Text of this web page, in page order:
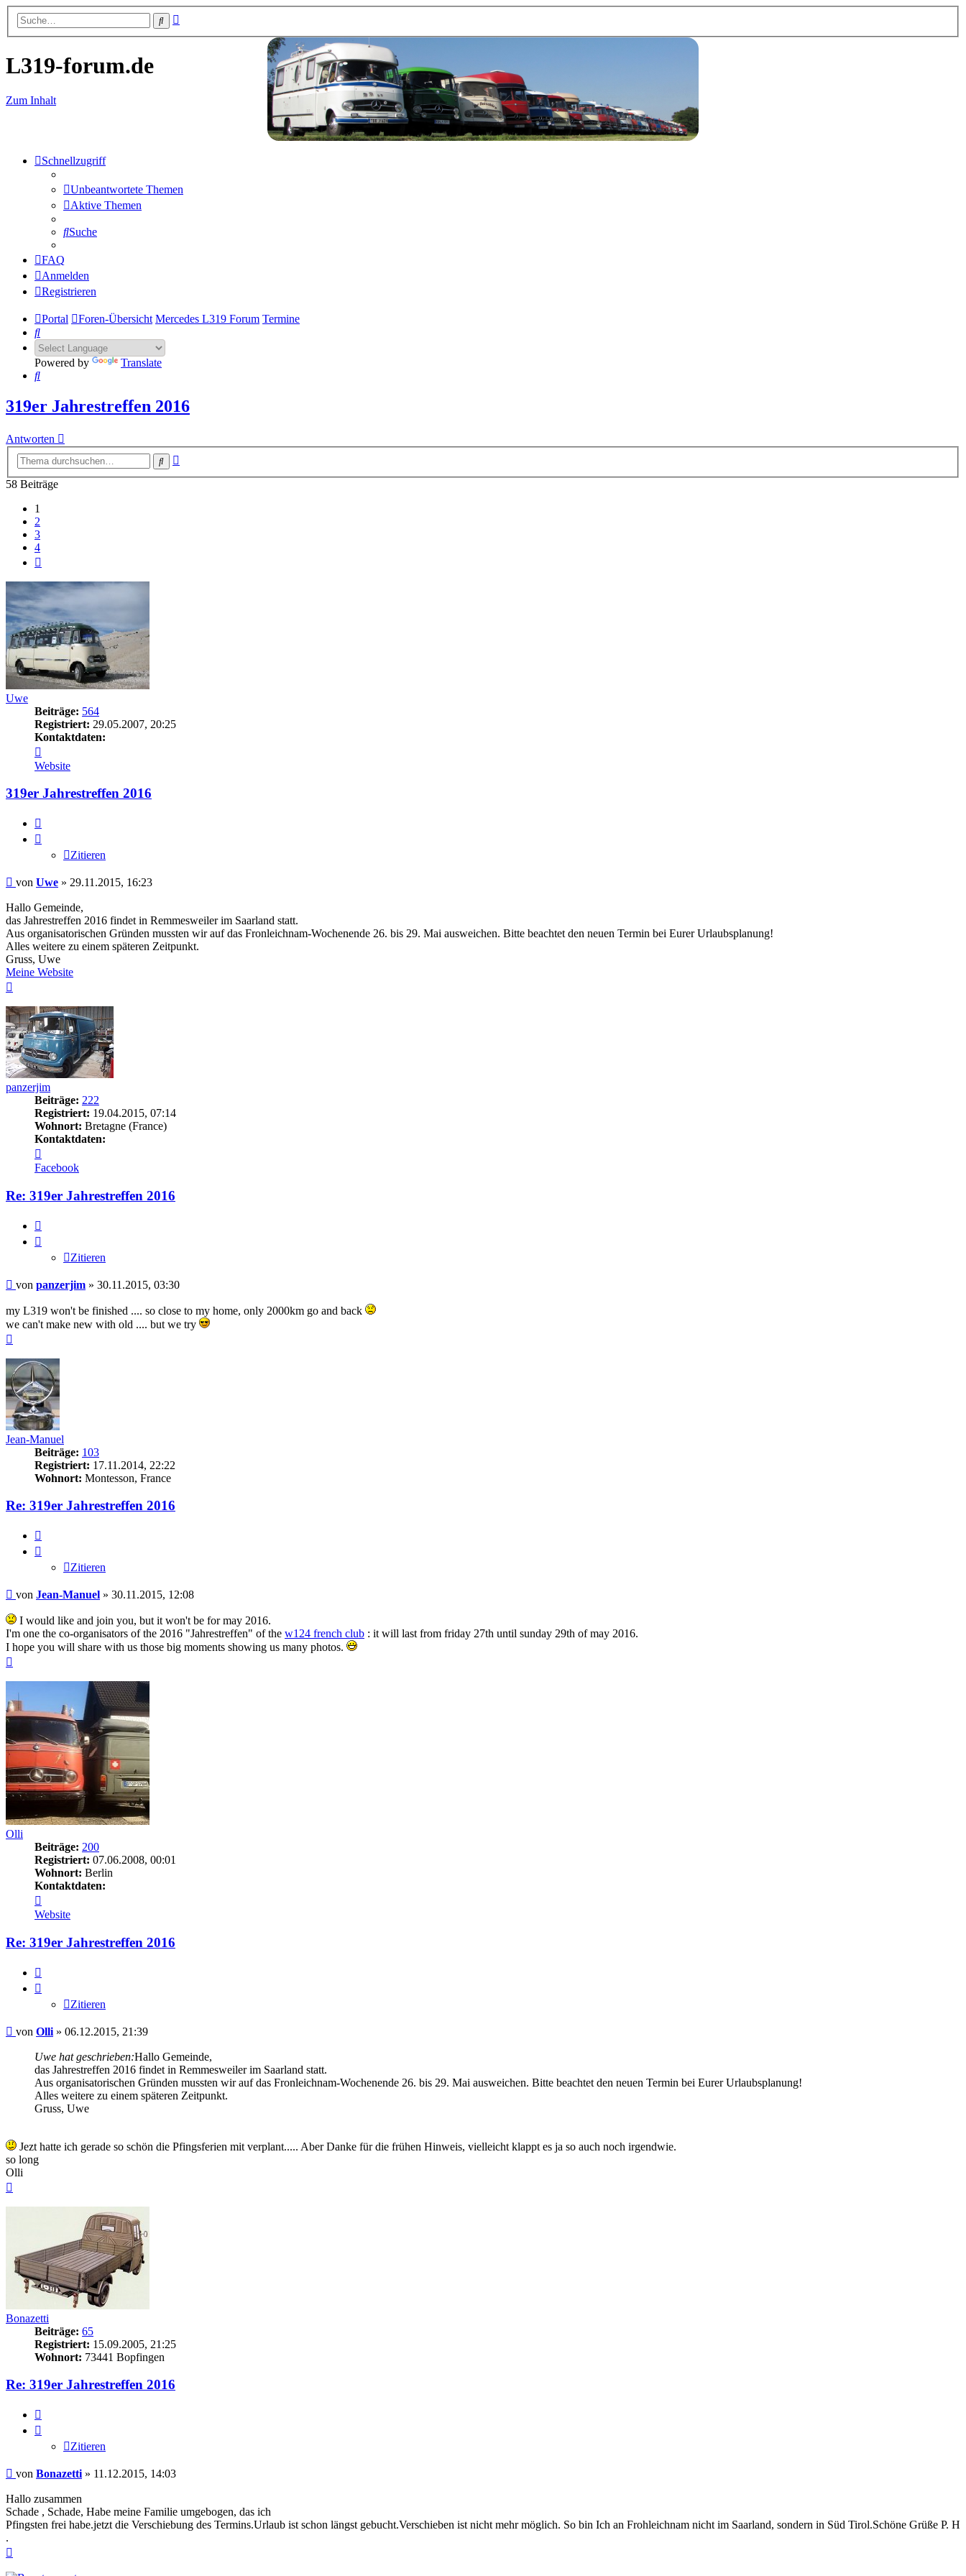
Suche
L319-forum.de
Zum Inhalt
Schnellzugriff
Unbeantwortete Themen
Aktive Themen
Suche
FAQ
Anmelden
Registrieren
Portal Foren-Übersicht Mercedes L319 Forum Termine
Suche
Powered by
Translate
Suche
319er Jahrestreffen 2016
Antworten
Suche
58 Beiträge
1
2
3
4
Uwe
Beiträge: 564
Registriert: 29.05.2007, 20:25
Kontaktdaten:
von
Uwe
Website
319er Jahrestreffen 2016
Zitieren
Beitrag
von Uwe » 29.11.2015, 16:23
Hallo Gemeinde,
das Jahrestreffen 2016 findet in Remmesweiler im Saarland statt.
Aus organisatorischen Gründen mussten wir auf das Fronleichnam-Wochenende 26. bis 29. Mai ausweichen. Bitte beachtet den neuen Termin bei Eurer Urlaubsplanung!
Alles weitere zu einem späteren Zeitpunkt.
Gruss, Uwe
Meine Website
panzerjim
Beiträge: 222
Registriert: 19.04.2015, 07:14
Wohnort: Bretagne (France)
Kontaktdaten:
von
panzerjim
Facebook
Re: 319er Jahrestreffen 2016
Zitieren
Beitrag
von panzerjim » 30.11.2015, 03:30
my L319 won't be finished .... so close to my home, only 2000km go and back
we can't make new with old .... but we try
Jean-Manuel
Beiträge: 103
Registriert: 17.11.2014, 22:22
Wohnort: Montesson, France
Re: 319er Jahrestreffen 2016
Zitieren
Beitrag
von Jean-Manuel » 30.11.2015, 12:08
I would like and join you, but it won't be for may 2016.
I'm one the co-organisators of the 2016 "Jahrestreffen" of the w124 french club : it will last from friday 27th until sunday 29th of may 2016.
I hope you will share with us those big moments showing us many photos.
Olli
Beiträge: 200
Registriert: 07.06.2008, 00:01
Wohnort: Berlin
Kontaktdaten:
von
Olli
Website
Re: 319er Jahrestreffen 2016
Zitieren
Beitrag
von Olli » 06.12.2015, 21:39
Uwe hat geschrieben:Hallo Gemeinde,
das Jahrestreffen 2016 findet in Remmesweiler im Saarland statt.
Aus organisatorischen Gründen mussten wir auf das Fronleichnam-Wochenende 26. bis 29. Mai ausweichen. Bitte beachtet den neuen Termin bei Eurer Urlaubsplanung!
Alles weitere zu einem späteren Zeitpunkt.
Gruss, Uwe
Jezt hatte ich gerade so schön die Pfingsferien mit verplant..... Aber Danke für die frühen Hinweis, vielleicht klappt es ja so auch noch irgendwie.
so long
Olli
Bonazetti
Beiträge: 65
Registriert: 15.09.2005, 21:25
Wohnort: 73441 Bopfingen
Re: 319er Jahrestreffen 2016
Zitieren
Beitrag
von Bonazetti » 11.12.2015, 14:03
Hallo zusammen
Schade , Schade, Habe meine Familie umgebogen, das ich
Pfingsten frei habe.jetzt die Verschiebung des Termins.Urlaub ist schon längst gebucht.Verschieben ist nicht mehr möglich. So bin Ich an Frohleichnam nicht im Saarland, sondern in Süd Tirol.Schöne Grüße P. H
.